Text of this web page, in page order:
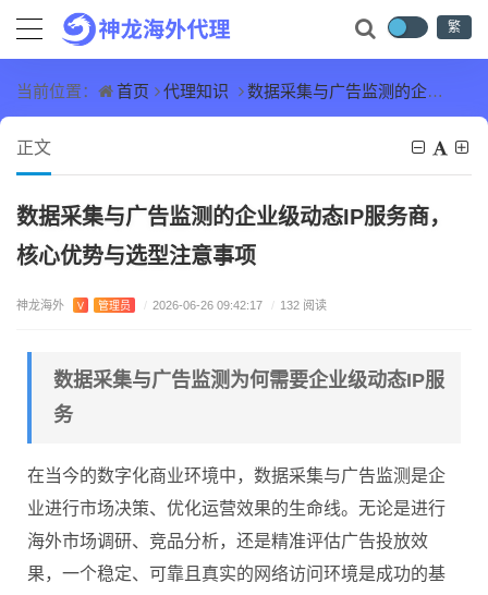
繁
当前位置： 首页 代理知识 数据采集与广告监测的企业级动态IP服务商，核心优势与选型注意事项
正文
数据采集与广告监测的企业级动态IP服务商，
核心优势与选型注意事项
神龙海外 V 管理员 / 2026-06-26 09:42:17 / 132 阅读
数据采集与广告监测为何需要企业级动态IP服
务
在当今的数字化商业环境中，数据采集与广告监测是企
业进行市场决策、优化运营效果的生命线。无论是进行
海外市场调研、竞品分析，还是精准评估广告投放效
果，一个稳定、可靠且真实的网络访问环境是成功的基